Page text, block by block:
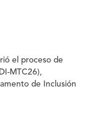
el proceso de
MTC26),
de Inclusión